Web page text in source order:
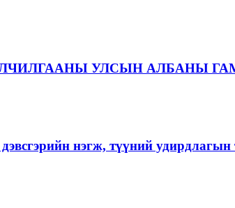
УЛСЫН АЛБАНЫ
нэгж, түүний